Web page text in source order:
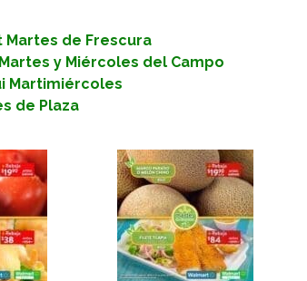
Martes de Frescura
y Miércoles del Campo
Martimiércoles
de Plaza